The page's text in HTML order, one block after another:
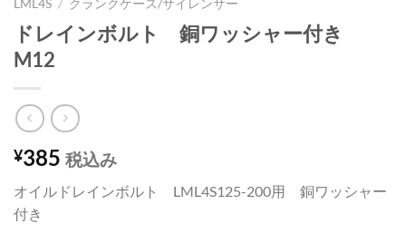
LML4S / クランクケース/サイレンサー
ドレインボルト 銅ワッシャー付き
M12
¥385 税込み
オイルドレインボルト LML4S125-200用 銅ワッシャー
付き